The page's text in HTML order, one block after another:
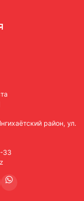
район, ул.
33